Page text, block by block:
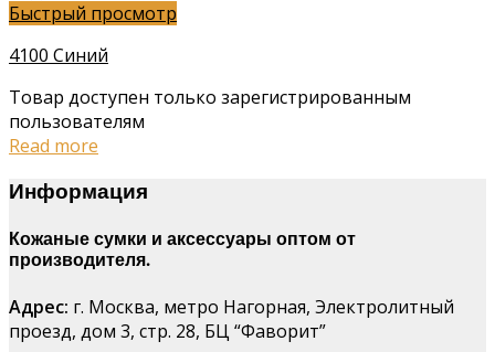
Быстрый просмотр
4100 Синий
Товар доступен только зарегистрированным
пользователям
Read more
Информация
Кожаные сумки и аксессуары оптом от
производителя.
Адрес: г. Москва, метро Нагорная, Электролитный
проезд, дом 3, стр. 28, БЦ “Фаворит”